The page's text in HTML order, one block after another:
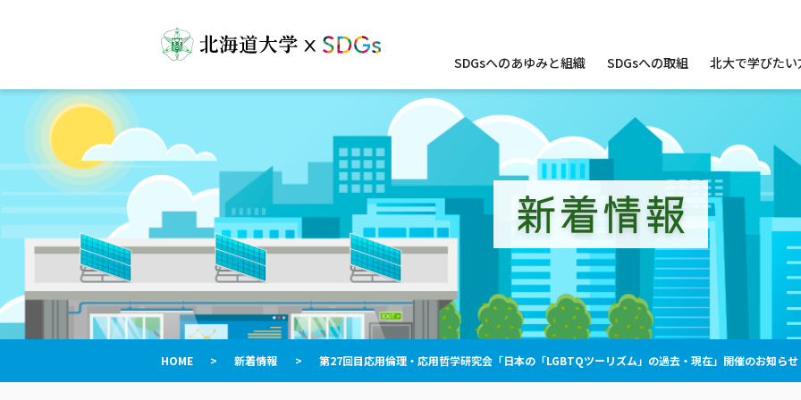
ト
内
ニ
ュ
SDGsへのあゆみと組織 SDGsへの取組 北大で学びたい
新着情報
HOME > 新着情報 > 第27回目応用倫理・応用哲学研究会「日本の「LGBTQツーリズム」の過去・現在」開催のお知らせ